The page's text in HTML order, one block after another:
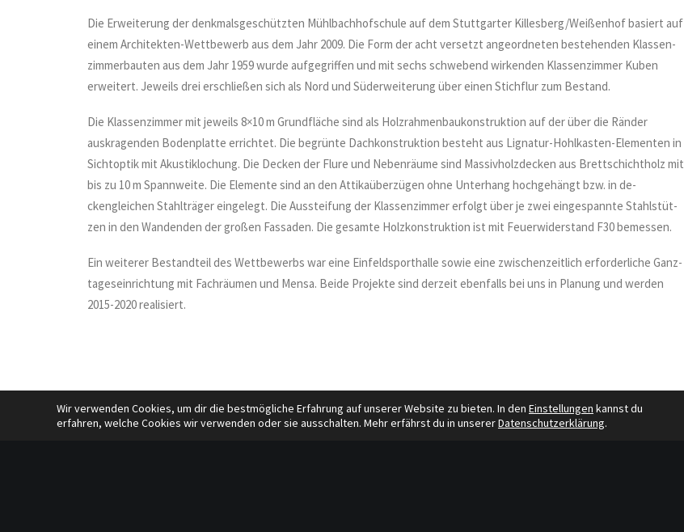
Die Erweiterung der denkmalsgeschützten Mühlbachhofschule auf dem Stuttgarter Killesberg/Weißenhof basiert auf
einem Architekten-Wettbewerb aus dem Jahr 2009. Die Form der acht versetzt angeordneten bestehenden Klassen-
zimmerbauten aus dem Jahr 1959 wurde aufgegriffen und mit sechs schwebend wirkenden Klassenzimmer Kuben
erweitert. Jeweils drei erschließen sich als Nord und Süderweiterung über einen Stichflur zum Bestand.
Die Klassenzimmer mit jeweils 8×10 m Grundfläche sind als Holzrahmenbaukonstruktion auf der über die Ränder
auskragenden Bodenplatte errichtet. Die begrünte Dachkonstruktion besteht aus Lignatur-Hohlkasten-Elementen in
Sichtoptik mit Akustiklochung. Die Decken der Flure und Nebenräume sind Massivholzdecken aus Brettschichtholz mit
bis zu 10 m Spannweite. Die Elemente sind an den Attikaüberzügen ohne Unterhang hochgehängt bzw. in de-
ckengleichen Stahlträger eingelegt. Die Aussteifung der Klassenzimmer erfolgt über je zwei eingespannte Stahlstüt-
zen in den Wandenden der großen Fassaden. Die gesamte Holzkonstruktion ist mit Feuerwiderstand F30 bemessen.
Ein weiterer Bestandteil des Wettbewerbs war eine Einfeldsporthalle sowie eine zwischenzeitlich erforderliche Ganz-
tageseinrichtung mit Fachräumen und Mensa. Beide Projekte sind derzeit ebenfalls bei uns in Planung und werden
2015-2020 realisiert.
Wir verwenden Cookies, um dir die bestmögliche Erfahrung auf unserer Website zu bieten. In den Einstellungen kannst du
erfahren, welche Cookies wir verwenden oder sie ausschalten. Mehr erfährst du in unsererDatenschutzerklärung.